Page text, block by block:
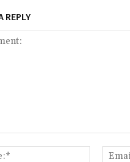
REPLY
Name:*